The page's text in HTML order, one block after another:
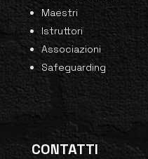
Maestri
Istruttori
Associazioni
Safeguarding
CONTATTI